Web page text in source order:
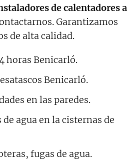
de calentadores a
Garantizamos
de alta calidad.
horas Benicarló.
Benicarló.
en las paredes.
de agua en la cisternas de
fugas de agua.